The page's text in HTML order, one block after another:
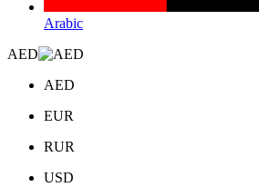
Arabic
AED
AED
EUR
RUR
USD